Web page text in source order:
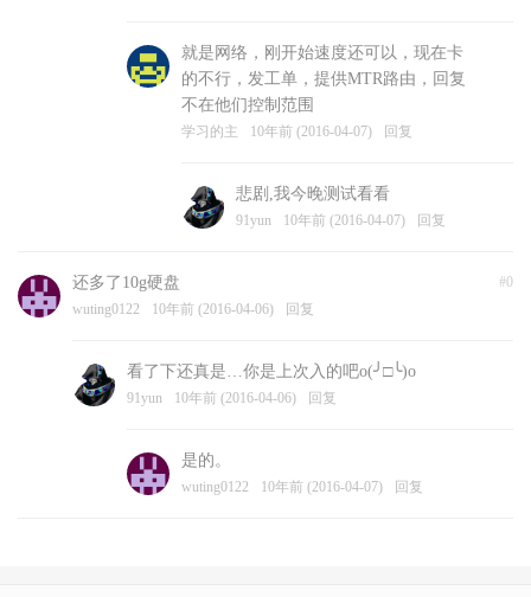
就是网络，刚开始速度还可以，现在卡
的不行，发工单，提供MTR路由，回复
不在他们控制范围
学习的主 10年前 (2016-04-07) 回复
悲剧,我今晚测试看看
91yun 10年前 (2016-04-07) 回复
#0
还多了10g硬盘
wuting0122 10年前 (2016-04-06) 回复
看了下还真是…你是上次入的吧o(╯□╰)o
91yun 10年前 (2016-04-06) 回复
是的。
wuting0122 10年前 (2016-04-07) 回复